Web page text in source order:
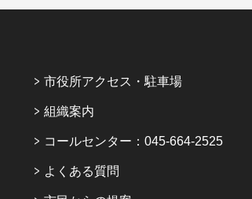
市役所アクセス・駐車場
組織案内
コールセンター：045-664-2525
よくある質問